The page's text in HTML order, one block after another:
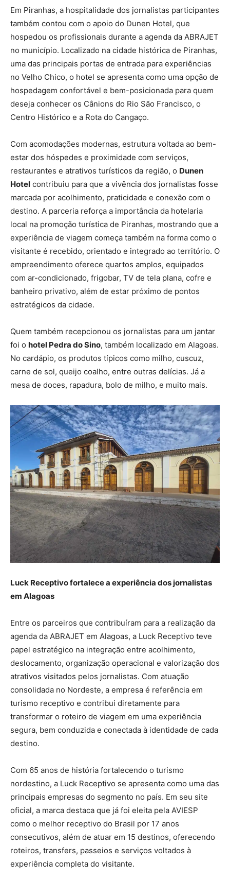
Em Piranhas, a hospitalidade dos jornalistas participantes
também contou com o apoio do Dunen Hotel, que
hospedou os profissionais durante a agenda da ABRAJET
no município. Localizado na cidade histórica de Piranhas,
uma das principais portas de entrada para experiências
no Velho Chico, o hotel se apresenta como uma opção de
hospedagem confortável e bem-posicionada para quem
deseja conhecer os Cânions do Rio São Francisco, o
Centro Histórico e a Rota do Cangaço.
Com acomodações modernas, estrutura voltada ao bem-
estar dos hóspedes e proximidade com serviços,
restaurantes e atrativos turísticos da região, o Dunen
Hotel contribuiu para que a vivência dos jornalistas fosse
marcada por acolhimento, praticidade e conexão com o
destino. A parceria reforça a importância da hotelaria
local na promoção turística de Piranhas, mostrando que a
experiência de viagem começa também na forma como o
visitante é recebido, orientado e integrado ao território. O
empreendimento oferece quartos amplos, equipados
com ar-condicionado, frigobar, TV de tela plana, cofre e
banheiro privativo, além de estar próximo de pontos
estratégicos da cidade.
Quem também recepcionou os jornalistas para um jantar
foi o hotel Pedra do Sino, também localizado em Alagoas.
No cardápio, os produtos típicos como milho, cuscuz,
carne de sol, queijo coalho, entre outras delícias. Já a
mesa de doces, rapadura, bolo de milho, e muito mais.
Luck Receptivo fortalece a experiência dos jornalistas
em Alagoas
Entre os parceiros que contribuíram para a realização da
agenda da ABRAJET em Alagoas, a Luck Receptivo teve
papel estratégico na integração entre acolhimento,
deslocamento, organização operacional e valorização dos
atrativos visitados pelos jornalistas. Com atuação
consolidada no Nordeste, a empresa é referência em
turismo receptivo e contribui diretamente para
transformar o roteiro de viagem em uma experiência
segura, bem conduzida e conectada à identidade de cada
destino.
Com 65 anos de história fortalecendo o turismo
nordestino, a Luck Receptivo se apresenta como uma das
principais empresas do segmento no país. Em seu site
oficial, a marca destaca que já foi eleita pela AVIESP
como o melhor receptivo do Brasil por 17 anos
consecutivos, além de atuar em 15 destinos, oferecendo
roteiros, transfers, passeios e serviços voltados à
experiência completa do visitante.